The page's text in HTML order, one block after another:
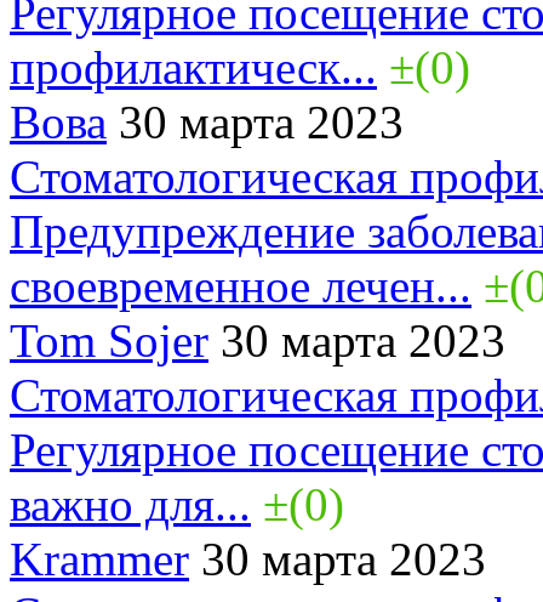
Регулярное посещение
профилактическ... ±(0)
Вова 30 марта 2023
Стоматологическая
Предупреждение
своевременное лечен...
Tom Sojer 30 марта 2023
Стоматологическая
Регулярное посещение
важно для... ±(0)
Krammer 30 марта 2023